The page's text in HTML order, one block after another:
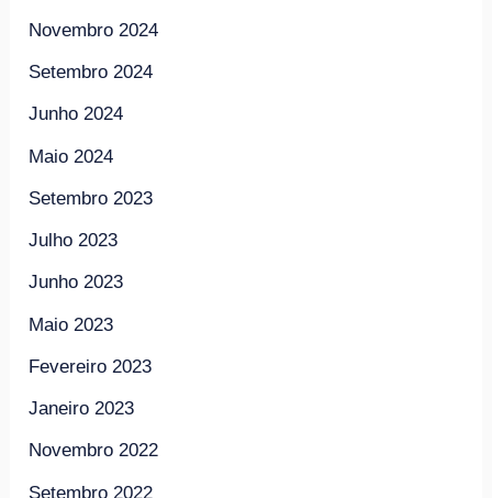
Novembro 2024
Setembro 2024
Junho 2024
Maio 2024
Setembro 2023
Julho 2023
Junho 2023
Maio 2023
Fevereiro 2023
Janeiro 2023
Novembro 2022
Setembro 2022